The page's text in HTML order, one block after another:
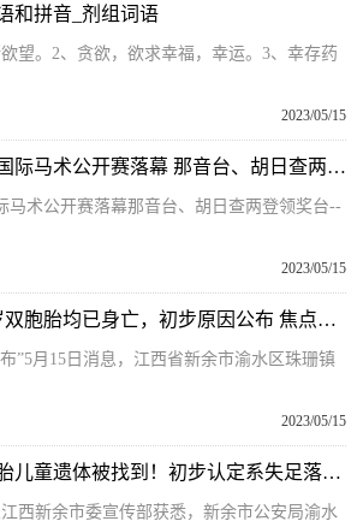
和拼音_剂组词语
望。2、贪欲，欲求幸福，幸运。3、幸存药
2023/05/15
中国杭州（桐庐）国际马术公开赛落幕 那音台、胡日查两登领奖台 全球百事通
马术公开赛落幕那音台、胡日查两登领奖台--
2023/05/15
痛心！江西失踪5岁双胞胎均已身亡，初步原因公布 焦点报道
”5月15日消息，江西省新余市渝水区珠珊镇
2023/05/15
江西两名走失双胞胎儿童遗体被找到！初步认定系失足落水身亡-世界快播
西新余市委宣传部获悉，新余市公安局渝水